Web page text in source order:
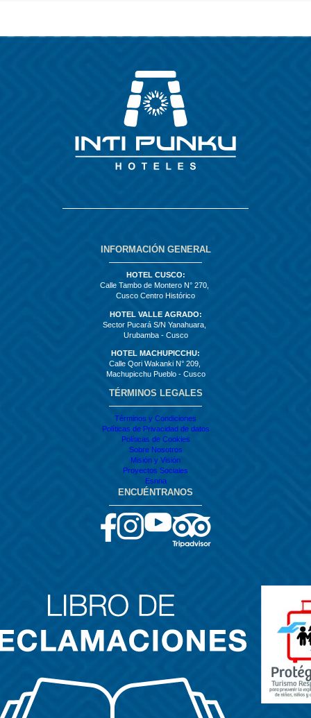
INFORMACIÓN GENERAL
HOTEL CUSCO:
Calle Tambo de Montero N° 270,
Cusco Centro Histórico
HOTEL VALLE AGRADO:
Sector Pucará S/N Yanahuara,
Urubamba - Cusco
HOTEL MACHUPICCHU:
Calle Qori Wakanki N° 209,
Machupicchu Pueblo - Cusco
TÉRMINOS LEGALES
Términos y Condiciones
Políticas de Privacidad de datos
Políticas de Cookies
Sobre Nosotros
Misión y Visión
Proyectos Sociales
Esnna
ENCUÉNTRANOS